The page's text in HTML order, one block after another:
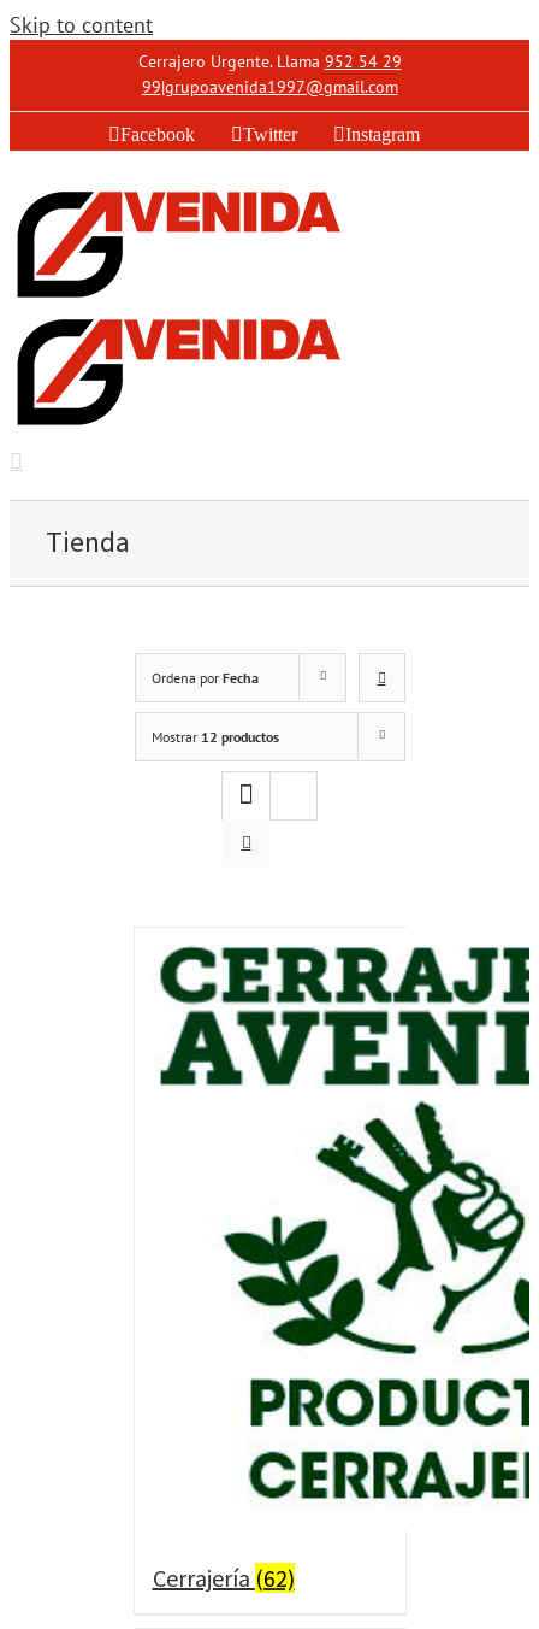
Skip to content
Cerrajero Urgente. Llama 952 54 29
99|grupoavenida1997@gmail.com
Facebook Twitter Instagram
Tienda
Ordena por Fecha
Mostrar 12 productos
Cerrajería (62)